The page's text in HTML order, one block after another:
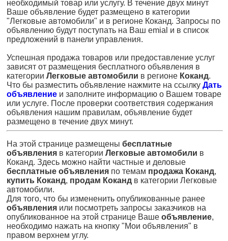
необходимый товар или услугу. В течение двух минут
Ваше объявление будет размещено в категории
"Легковые автомобили" и в регионе Коканд. Запросы по
объявлению будут поступать на Ваш emial и в список
предложений в панели управления.
Успешная продажа товаров или предоставление услуг
зависят от размещения бесплатного объявления в
категории Легковые автомобили в регионе Коканд.
Что бы разместить объявление нажмите на ссылку Дать
объявление и заполните информацию о Вашем товаре
или услуге. После проверки соответствия содержания
объявления нашим правилам, объявление будет
размещено в течение двух минут.
На этой странице размещены бесплатные
объявления в категории Легковые автомобили в
Коканд. Здесь можно найти частные и деловые
бесплатные объявления по темам продажа Коканд,
купить Коканд, продам Коканд в категории Легковые
автомобили.
Для того, что бы измененить опубликованные ранее
объявления или посмотреть запросы заказчиков на
опубликованное на этой странице Ваше объявление,
необходимо нажать на кнопку "Мои объявления" в
правом верхнем углу.